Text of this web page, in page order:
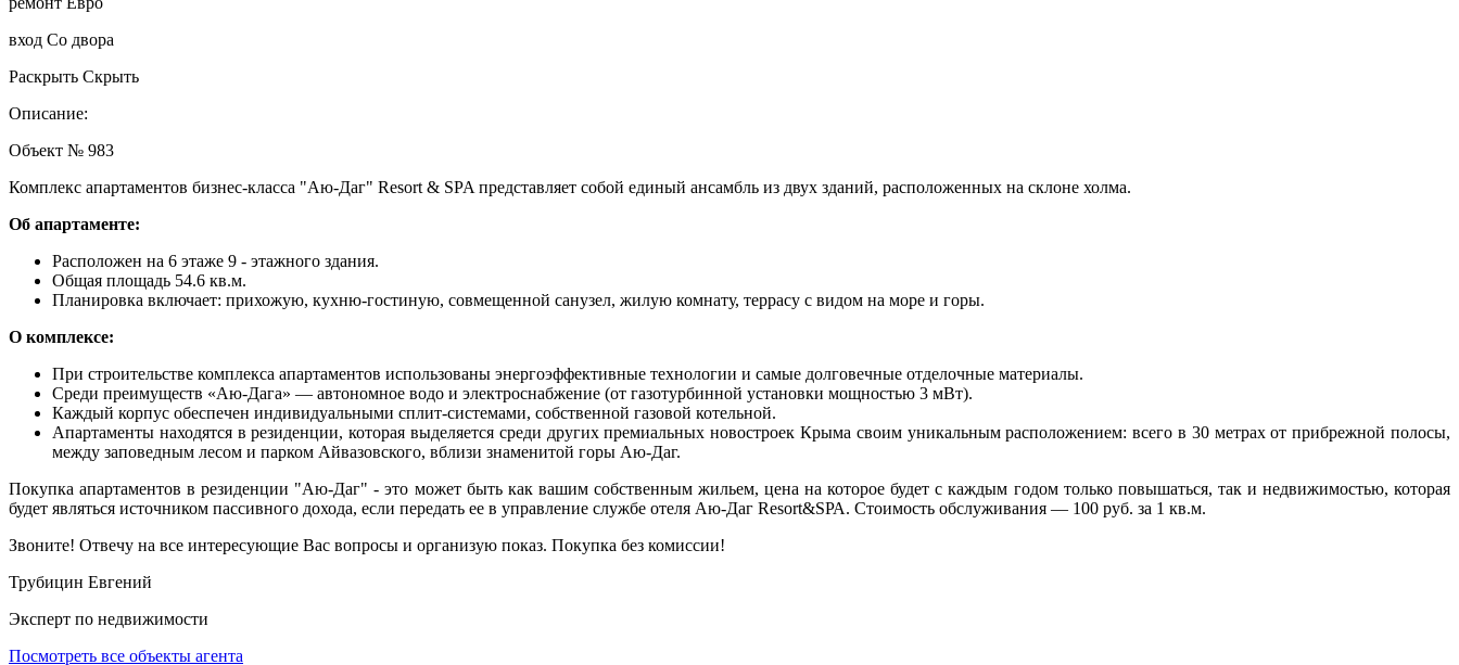
вход Со двора
Раскрыть Скрыть
Описание:
Oбъeкт № 983
Комплекс апартаментов бизнес-класса "Аю-Даг" Resort & SPA представляет собой единый ансамбль из двух зданий, расположенных на склоне холма.
Об апартаменте:
Расположен на 6 этаже 9 - этажного здания.
Общая площадь 54.6 кв.м.
Планировка включает: прихожую, кухню-гостиную, совмещенной санузел, жилую комнату, террасу с видом на море и горы.
О комплексе:
При строительстве комплекса апартаментов использованы энергоэффективные технологии и самые долговечные отделочные материалы.
Среди преимуществ «Аю-Дага» — автономное водо и электроснабжение (от газотурбинной установки мощностью 3 мВт).
Каждый корпус обеспечен индивидуальными сплит-системами, собственной газовой котельной.
Апартаменты находятся в резиденции, которая выделяется среди других премиальных новостроек Крыма своим уникальным расположением: всего в 30 метрах от прибрежной полосы,
между заповедным лесом и парком Айвазовского, вблизи знаменитой горы Аю-Даг.
Покупка апартаментов в резиденции "Аю-Даг" - это может быть как вашим собственным жильем, цена на которое будет с каждым годом только повышаться, так и недвижимостью, которая
будет являться источником пассивного дохода, если передать ее в управление службе отеля Аю-Даг Rеsоrt&SРА. Стоимость обслуживания — 100 руб. за 1 кв.м.
Звоните! Отвечу на все интересующие Вас вопросы и организую показ. Покупка без комиссии!
Трубицин Евгений
Эксперт по недвижимости
Посмотреть все объекты агента